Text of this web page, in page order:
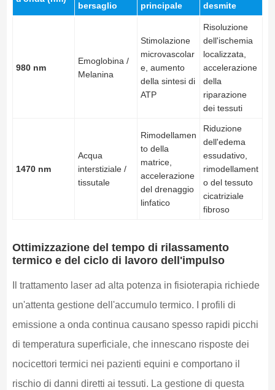
bersaglio principale desmite
980 nm
Emoglobina /
Melanina
Stimolazione
microvascolar
e, aumento
della sintesi di
ATP
Risoluzione
dell'ischemia
localizzata,
accelerazione
della
riparazione
dei tessuti
1470 nm
Acqua
interstiziale /
tissutale
Rimodellamen
to della
matrice,
accelerazione
del drenaggio
linfatico
Riduzione
dell'edema
essudativo,
rimodellament
o del tessuto
cicatriziale
fibroso
Ottimizzazione del tempo di rilassamento
termico e del ciclo di lavoro dell'impulso
Il trattamento laser ad alta potenza in fisioterapia richiede
un'attenta gestione dell'accumulo termico. I profili di
emissione a onda continua causano spesso rapidi picchi
di temperatura superficiale, che innescano risposte dei
nocicettori termici nei pazienti equini e comportano il
rischio di danni diretti ai tessuti. La gestione di questa